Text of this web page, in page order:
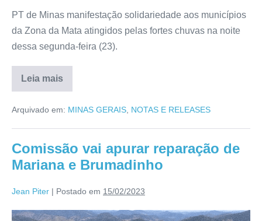
PT de Minas manifestação solidariedade aos municípios
da Zona da Mata atingidos pelas fortes chuvas na noite
dessa segunda-feira (23).
Leia mais
Arquivado em: MINAS GERAIS NOTAS E RELEASES
Comissão vai apurar reparação de
Mariana e Brumadinho
Jean Piter | Postado em 15/02/2023